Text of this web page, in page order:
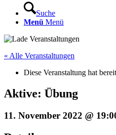
Suche
Menü Menü
« Alle Veranstaltungen
Diese Veranstaltung hat
Aktive: Übung
11. November 2022 @